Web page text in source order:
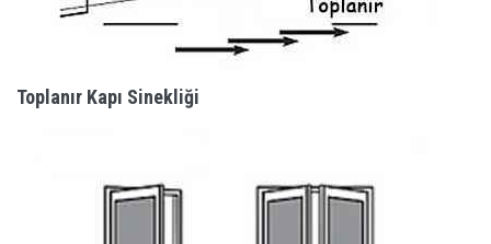
Toplanır Kapı Sinekliği